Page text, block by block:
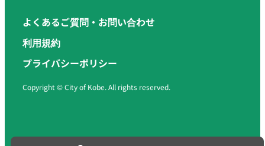
よくあるご質問・お問い合わせ
利用規約
プライバシーポリシー
Copyright © City of Kobe. All rights reserved.